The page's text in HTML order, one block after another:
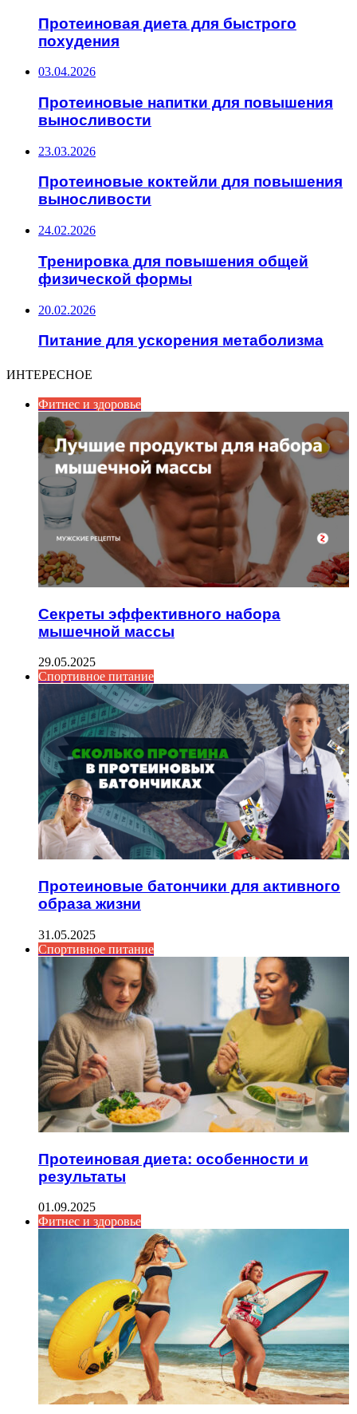
Протеиновая диета для быстрого
похудения
03.04.2026
Протеиновые напитки для повышения
выносливости
23.03.2026
Протеиновые коктейли для повышения
выносливости
24.02.2026
Тренировка для повышения общей
физической формы
20.02.2026
Питание для ускорения метаболизма
ИНТЕРЕСНОЕ
Фитнес и здоровье
Секреты эффективного набора
мышечной массы
29.05.2025
Спортивное питание
Протеиновые батончики для активного
образа жизни
31.05.2025
Спортивное питание
Протеиновая диета: особенности и
результаты
01.09.2025
Фитнес и здоровье